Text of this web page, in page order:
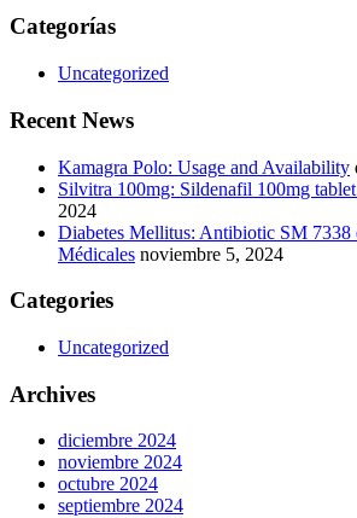
Categorías
Uncategorized
Recent News
Kamagra Polo: Usage and Availability
Silvitra 100mg: Sildenafil 100mg
2024
Diabetes Mellitus: Antibiotic SM 7338
Médicales noviembre 5, 2024
Categories
Uncategorized
Archives
diciembre 2024
noviembre 2024
octubre 2024
septiembre 2024